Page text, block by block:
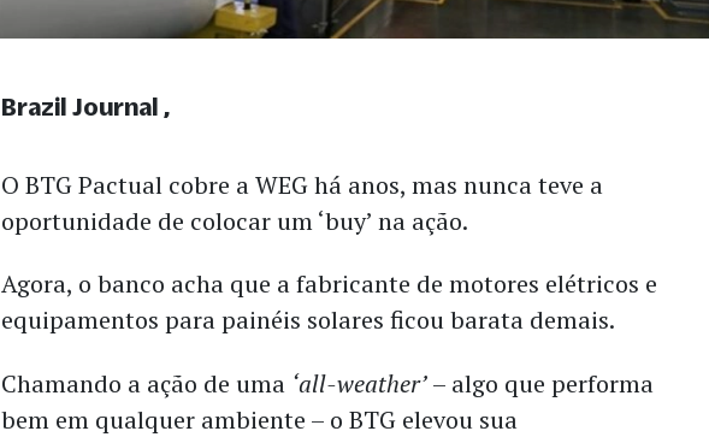
O BTG Pactual cobre a WEG há anos, mas nunca teve a
oportunidade de colocar um ‘buy’ na ação.
Agora, o banco acha que a fabricante de motores elétricos e
equipamentos para painéis solares ficou barata demais.
Chamando a ação de uma ‘all-weather’– algo que performa
bem em qualquer ambiente – o BTG elevou sua
Brazil Journal